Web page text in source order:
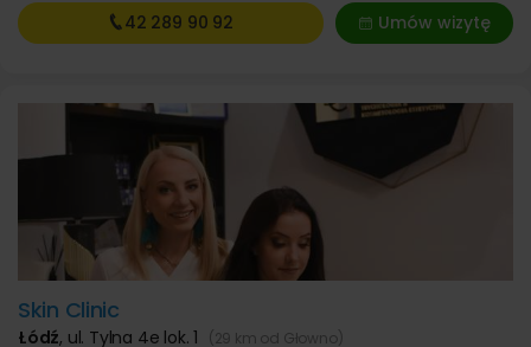
Umów wizytę
42 289 90 92
Skin Clinic
Łódź, ul. Tylna 4e lok. 1 (29 km od Głowno)